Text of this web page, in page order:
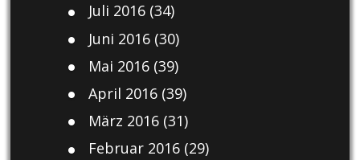
Juli 2016(34)
Juni 2016(30)
Mai 2016(39)
April 2016(39)
März 2016(31)
Februar 2016(29)